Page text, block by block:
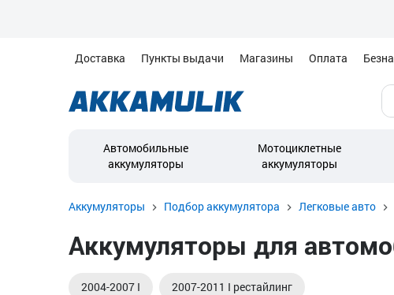
Доставка Пункты выдачи Магазины Оплата
Автомобильные
аккумуляторы
Мотоциклетные
аккумуляторы
Аккумуляторы Подбор аккумулятора Легковые авто
Аккумуляторы для
2004-2007 I 2007-2011 I рестайлинг